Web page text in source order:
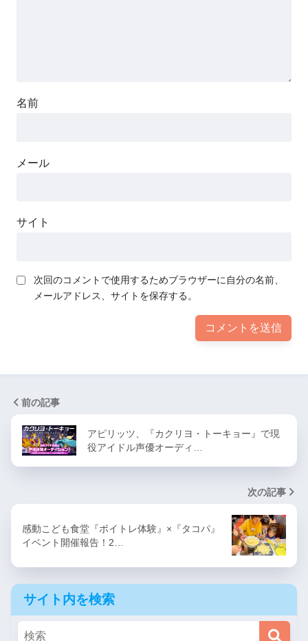
名前
メール
サイト
次回のコメントで使用するためブラウザーに自分の名前、
メールアドレス、サイトを保存する。
前の記事
アピリッツ、『カクリヨ・トーキョー』で現
役アイドル声優オーディ…
次の記事
感動こども食堂『ボイトレ体験』×『タコパ』
イベント開催報告！2…
サイト内を検索